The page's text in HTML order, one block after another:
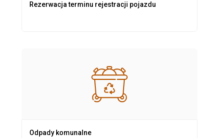
Rezerwacja terminu rejestracji pojazdu
Odpady komunalne